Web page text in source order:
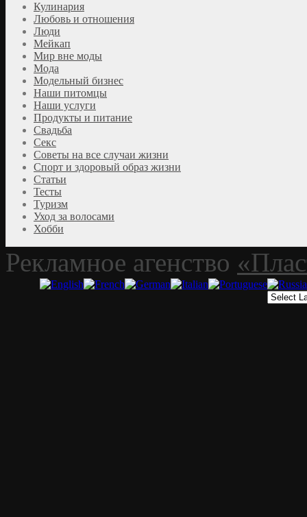
Кулинария
Любовь и отношения
Люди
Мейкап
Мир вне моды
Мода
Модельный бизнес
Наши питомцы
Наши услуги
Продукты и питание
Свадьба
Секс
Советы на все случаи жизни
Спорт и здоровый образ жизни
Статьи
Тесты
Туризм
Уход за волосами
Хобби
Рекламное агенство